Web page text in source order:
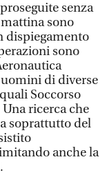
senza
sono
dispiegamento
sono
di diverse
Soccorso
ricerca che
soprattutto del
anche la